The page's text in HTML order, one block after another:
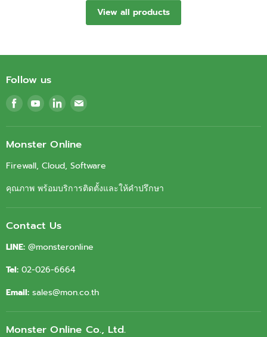
View all products
Follow us
Find
us
on
Facebook
Find
us
on
Youtube
Find
us
on
LinkedIn
Find
on
Monster Online
Firewall, Cloud, Software
คุณภาพ พร้อมบริการติดตั้งและให้คำปรึกษา
Contact Us
LINE: @monsteronline
Tel: 02-026-6664
Email: sales@mon.co.th
Monster Online Co., Ltd.